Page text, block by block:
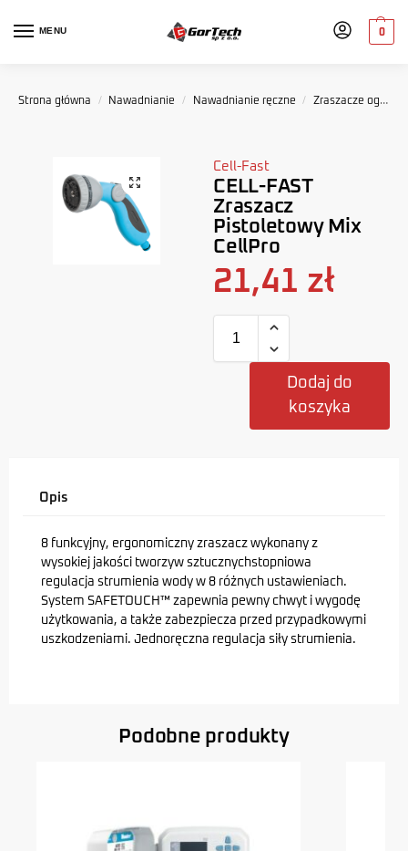
MENU 0
Strona główna / Nawadnianie / Nawadnianie ręczne / Zraszacze ogrodowe
Cell-Fast
CELL-FAST
Zraszacz
Pistoletowy Mix
CellPro
21,41 zł
Dodaj do
koszyka
Opis
8 funkcyjny, ergonomiczny zraszacz wykonany z
wysokiej jakości tworzyw sztucznychstopniowa
regulacja strumienia wody w 8 różnych ustawieniach.
System SAFETOUCH™ zapewnia pewny chwyt i wygodę
użytkowania, a także zabezpiecza przed przypadkowymi
uszkodzeniami. Jednoręczna regulacja siły strumienia.
Podobne produkty